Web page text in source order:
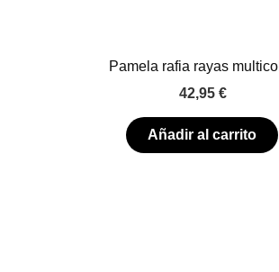
Pamela rafia rayas
42,95 €
Añadir al carrito